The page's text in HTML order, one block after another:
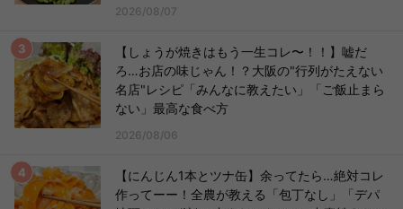
2026/08/07
【しょうが焼きはもう一生コレ〜！！】嘘だ
ろ…お店の味じゃん！？大阪の"行列がたえない
名店"レシピ「みんなに教えたい」「ご飯止まら
ない」最高な食べ方
2026/08/06
【にんじん1本とツナ缶】余ってたら…絶対コレ
作ってーー！全農が教える「包丁なし」「デパ